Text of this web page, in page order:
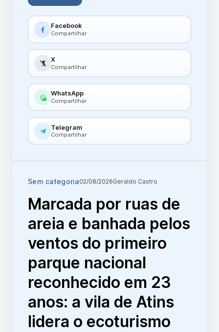
Facebook
Compartilhar
X
Compartilhar
WhatsApp
Compartilhar
Telegram
Compartilhar
Sem categoria02/08/2026Geraldo Castro
Marcada por ruas de
areia e banhada pelos
ventos do primeiro
parque nacional
reconhecido em 23
anos: a vila de Atins
lidera o ecoturismo